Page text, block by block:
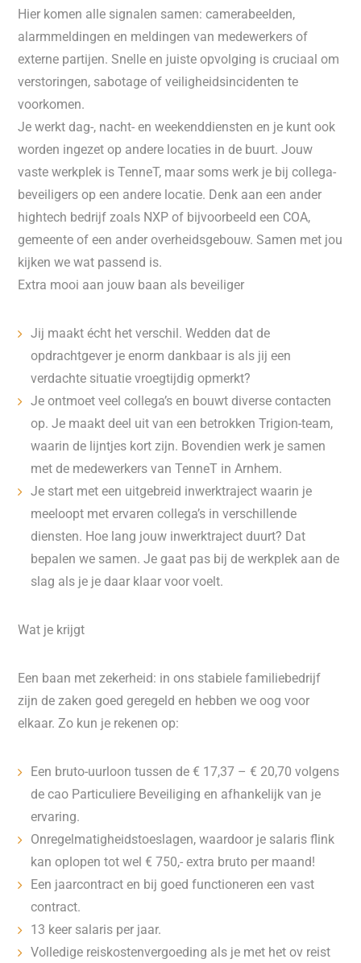
Hier komen alle signalen samen: camerabeelden,
alarmmeldingen en meldingen van medewerkers of
externe partijen. Snelle en juiste opvolging is cruciaal om
verstoringen, sabotage of veiligheidsincidenten te
voorkomen.
Je werkt dag-, nacht- en weekenddiensten en je kunt ook
worden ingezet op andere locaties in de buurt. Jouw
vaste werkplek is TenneT, maar soms werk je bij collega-
beveiligers op een andere locatie. Denk aan een ander
hightech bedrijf zoals NXP of bijvoorbeeld een COA,
gemeente of een ander overheidsgebouw. Samen met jou
kijken we wat passend is.
Extra mooi aan jouw baan als beveiliger
Jij maakt écht het verschil. Wedden dat de
opdrachtgever je enorm dankbaar is als jij een
verdachte situatie vroegtijdig opmerkt?
Je ontmoet veel collega’s en bouwt diverse contacten
op. Je maakt deel uit van een betrokken Trigion-team,
waarin de lijntjes kort zijn. Bovendien werk je samen
met de medewerkers van TenneT in Arnhem.
Je start met een uitgebreid inwerktraject waarin je
meeloopt met ervaren collega’s in verschillende
diensten. Hoe lang jouw inwerktraject duurt? Dat
bepalen we samen. Je gaat pas bij de werkplek aan de
slag als je je daar klaar voor voelt.
Wat je krijgt
Een baan met zekerheid: in ons stabiele familiebedrijf
zijn de zaken goed geregeld en hebben we oog voor
elkaar. Zo kun je rekenen op:
Een bruto-uurloon tussen de € 17,37 – € 20,70 volgens
de cao Particuliere Beveiliging en afhankelijk van je
ervaring.
Onregelmatigheidstoeslagen, waardoor je salaris flink
kan oplopen tot wel € 750,- extra bruto per maand!
Een jaarcontract en bij goed functioneren een vast
contract.
13 keer salaris per jaar.
Volledige reiskostenvergoeding als je met het ov reist